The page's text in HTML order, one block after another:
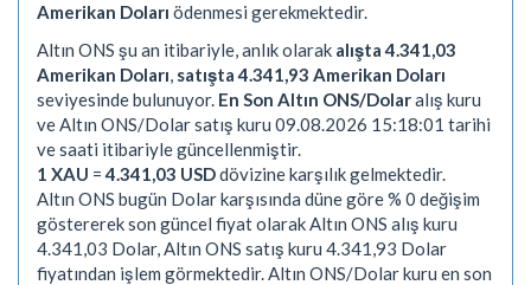
Amerikan Doları ödenmesi gerekmektedir.
Altın ONS şu an itibariyle, anlık olarak alışta 4.341,03
Amerikan Doları satışta 4.341,93 Amerikan Doları
seviyesinde bulunuyor. En Son Altın ONS/Dolaralış kuru
ve Altın ONS/Dolar satış kuru 09.08.2026 15:18:01 tarihi
ve saati itibariyle güncellenmiştir.
1 XAU =4.341,03 USDdövizine karşılık gelmektedir.
Altın ONS bugün Dolar karşısında düne göre % 0 değişim
göstererek son güncel fiyat olarak Altın ONS alış kuru
4.341,03 Dolar, Altın ONS satış kuru 4.341,93 Dolar
fiyatından işlem görmektedir. Altın ONS/Dolar kuru en son